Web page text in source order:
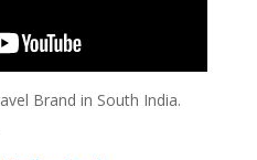
Brand in South India.